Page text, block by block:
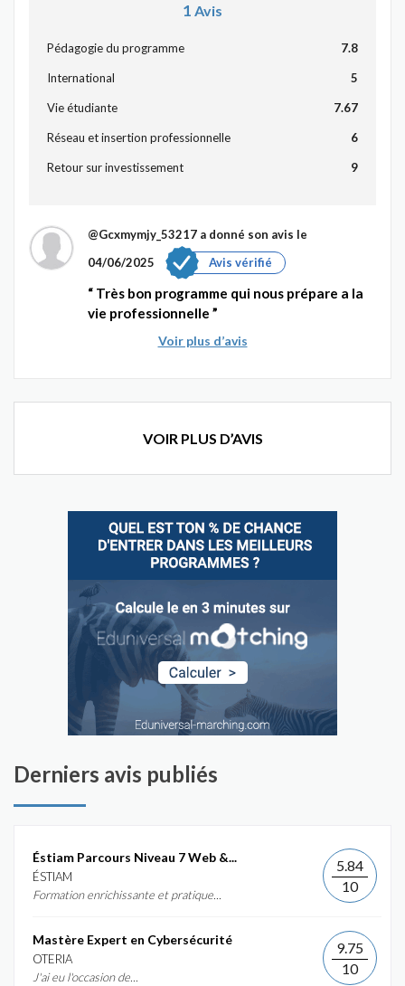
1 Avis
Pédagogie du programme 7.8
International 5
Vie étudiante 7.67
Réseau et insertion professionnelle 6
Retour sur investissement 9
@Gcxmymjy_53217 a donné son avis le
04/06/2025
Avis vérifié
Très bon programme qui nous prépare a la
vie professionnelle
Voir plus d’avis
VOIR PLUS D’AVIS
Derniers avis publiés
Éstiam Parcours Niveau 7 Web &...
ÉSTIAM
Formation enrichissante et pratique...
5.84
10
Mastère Expert en Cybersécurité
OTERIA
J'ai eu l'occasion de...
9.75
10